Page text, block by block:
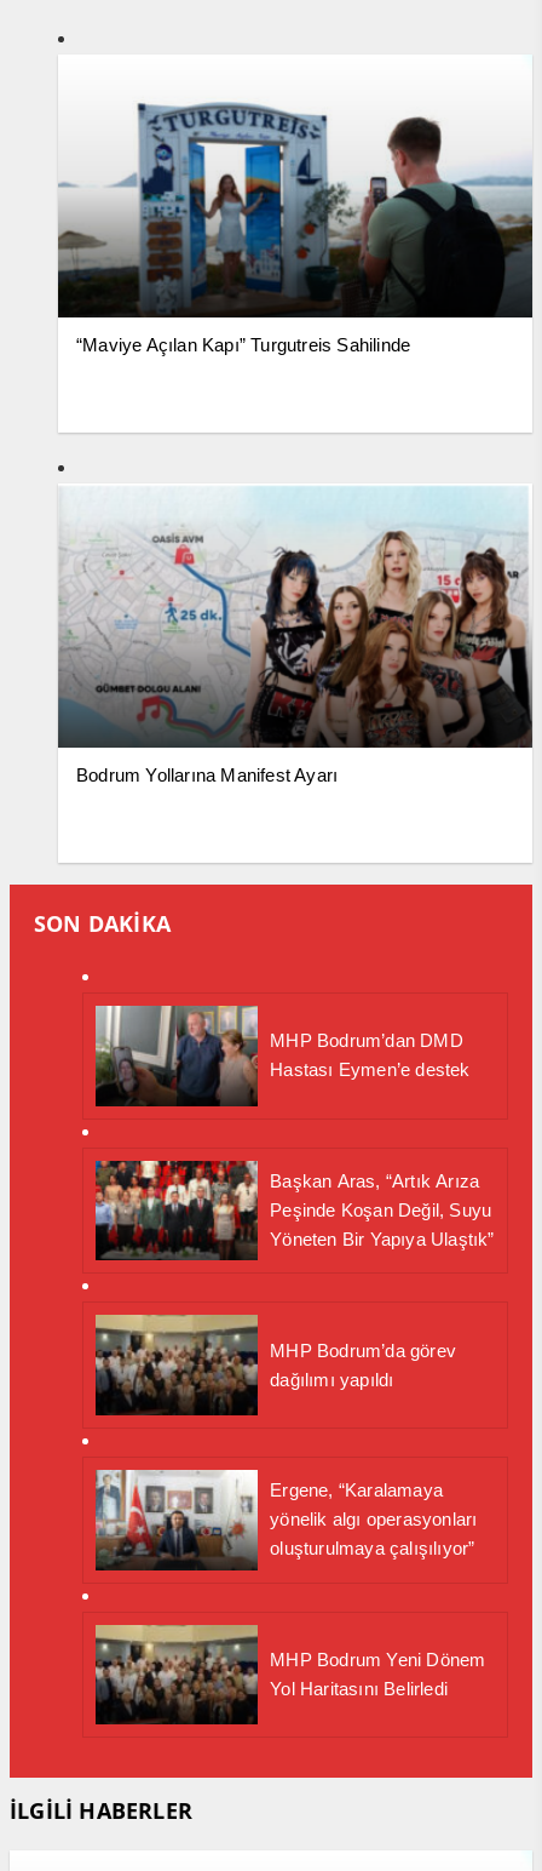
“Maviye Açılan Kapı” Turgutreis Sahilinde
Bodrum Yollarına Manifest Ayarı
SON DAKİKA
MHP Bodrum’dan DMD
Hastası Eymen’e destek
Başkan Aras, “Artık Arıza
Peşinde Koşan Değil, Suyu
Yöneten Bir Yapıya Ulaştık”
MHP Bodrum’da görev
dağılımı yapıldı
Ergene, “Karalamaya
yönelik algı operasyonları
oluşturulmaya çalışılıyor”
MHP Bodrum Yeni Dönem
Yol Haritasını Belirledi
İLGİLİ HABERLER